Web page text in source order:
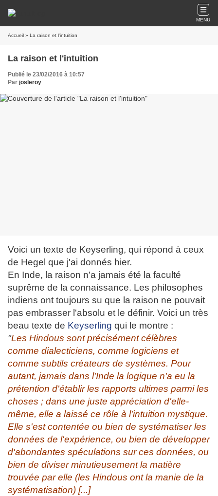
MENU
Accueil » La raison et l'intuition
La raison et l'intuition
Publié le 23/02/2016 à 10:57
Par josleroy
Voici un texte de Keyserling, qui répond à ceux
de Hegel que j'ai donnés hier.
En Inde, la raison n'a jamais été la faculté
suprême de la connaissance. Les philosophes
indiens ont toujours su que la raison ne pouvait
pas embrasser l'absolu et le définir. Voici un très
beau texte de Keyserling qui le montre :
"Les Hindous sont précisément célèbres
comme dialecticiens, comme logiciens et
comme subtils créateurs de systèmes. Pour
autant, jamais dans l'Inde la logique n'a eu la
prétention d'établir les rapports ultimes parmi les
choses ; dans une juste appréciation d'elle-
même, elle a laissé ce rôle à l'intuition mystique.
Elle s'est contentée ou bien de systématiser les
données de l'expérience, ou bien de développer
d'abondantes spéculations sur ces données, ou
bien de diviser minutieusement la matière
trouvée par elle (les Hindous ont la manie de la
systématisation) [...]